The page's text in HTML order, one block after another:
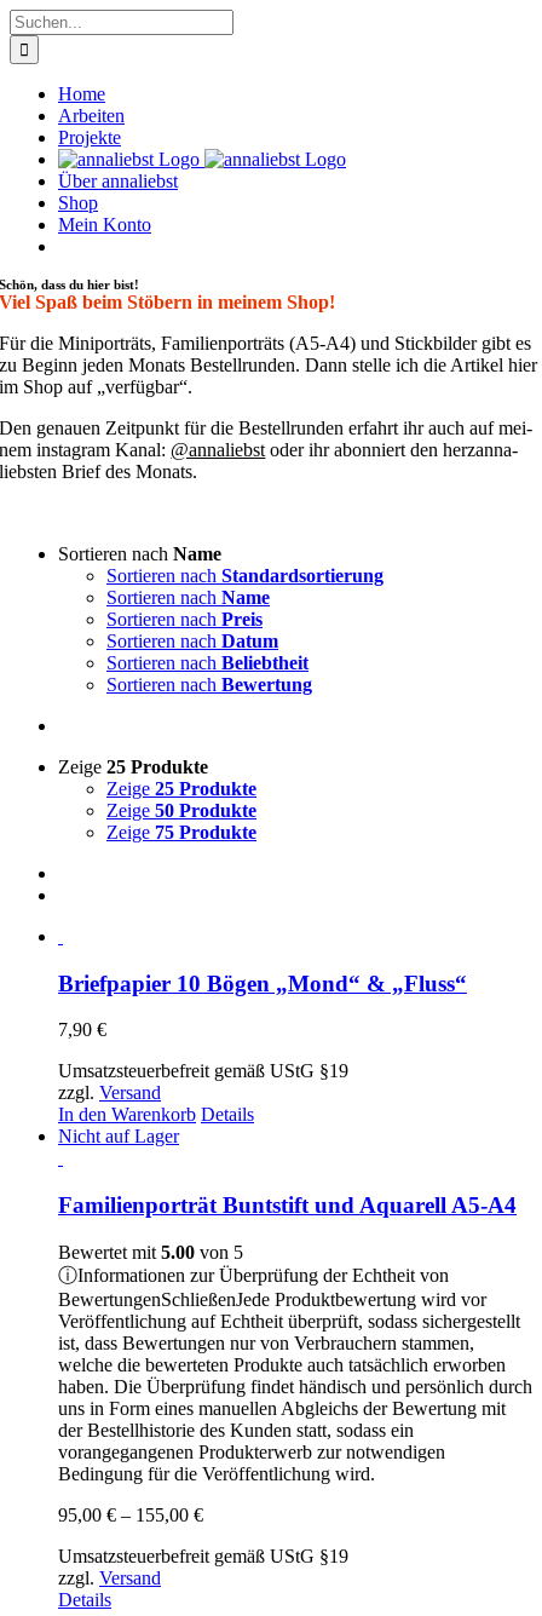
Zum
Inhalt
springen
Suche
nach:
Home
Arbeiten
Projekte
Über annaliebst
Shop
Mein Konto
Schön, dass du hier bist!
Viel Spaß beim Stöbern in meinem Shop!
Für die Mini­por­träts, Fami­li­en­por­träts (A5-A4) und Stick­bil­der gibt es
zu Beginn jeden Monats Bestell­run­den. Dann stel­le ich die Arti­kel hier
im Shop auf „ver­füg­bar“.
Den genau­en Zeit­punkt für die Bestell­run­den erfahrt ihr auch auf mei­
nem insta­gram Kanal: @annaliebst oder ihr abon­niert den her­zan­na­
liebs­ten Brief des Monats.
Sortieren nach Name
Sortieren nach Standardsortierung
Sortieren nach Name
Sortieren nach Preis
Sortieren nach Datum
Sortieren nach Beliebtheit
Sortieren nach Bewertung
Zeige 25 Produkte
Zeige 25 Produkte
Zeige 50 Produkte
Zeige 75 Produkte
Briefpapier 10 Bögen „Mond“ & „Fluss“
7,90 €
Umsatzsteuerbefreit gemäß UStG §19
zzgl. Versand
In den Warenkorb Details
Nicht auf Lager
Familienporträt Buntstift und Aquarell A5-A4
Bewertet mit 5.00 von 5
ⓘInformationen zur Überprüfung der Echtheit von
BewertungenSchließenJede Produktbewertung wird vor
Veröffentlichung auf Echtheit überprüft, sodass sichergestellt
ist, dass Bewertungen nur von Verbrauchern stammen,
welche die bewerteten Produkte auch tatsächlich erworben
haben. Die Überprüfung findet händisch und persönlich durch
uns in Form eines manuellen Abgleichs der Bewertung mit
der Bestellhistorie des Kunden statt, sodass ein
vorangegangenen Produkterwerb zur notwendigen
Bedingung für die Veröffentlichung wird.
95,00 € – 155,00 €Preisspanne:
bis
Umsatzsteuerbefreit gemäß UStG §19
zzgl. Versand
Details